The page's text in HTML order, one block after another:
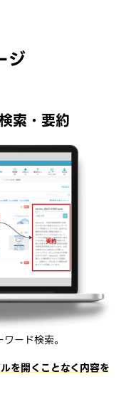
ジ
索・要約
ード検索。
を開くことなく内容を